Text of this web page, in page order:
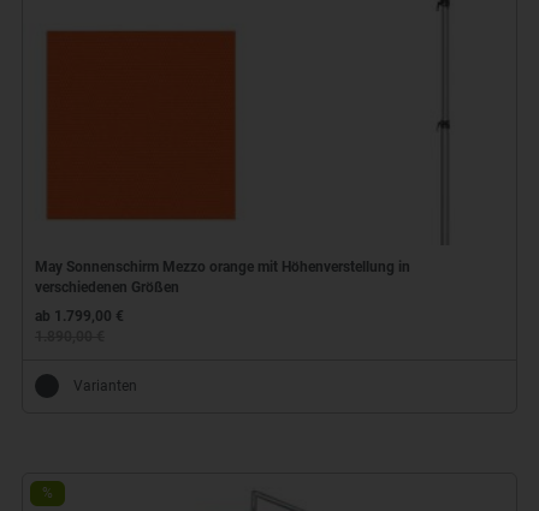
May Sonnenschirm Mezzo orange mit Höhenverstellung in
verschiedenen Größen
ab 1.799,00 €
Varianten
%